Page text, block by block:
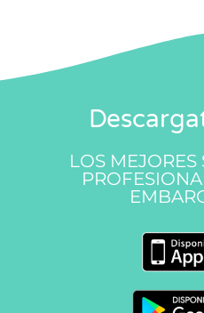
LOS MEJORES